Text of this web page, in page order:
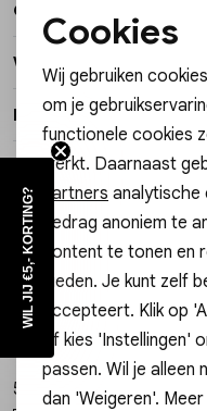
Vesten
Jassen
Lingerie
Over dit item
Winkelvoorraad
Kenmerken
Verzending /
Retourneren
Style dit met
Gossip
TAS LEONIE TAS LEONIE
54,99
Analytische
Marketing
Cookies
Wij gebruiken
om je
functionele cookies
werkt. Daarnaast
partners analytische
gedrag anoniem te
content te tonen en
bieden. Je kunt zelf
accepteert. Klik op
of kies 'Instellingen'
passen. Wil je alleen
dan 'Weigeren'.
WIL JIJ €5,- KORTING?